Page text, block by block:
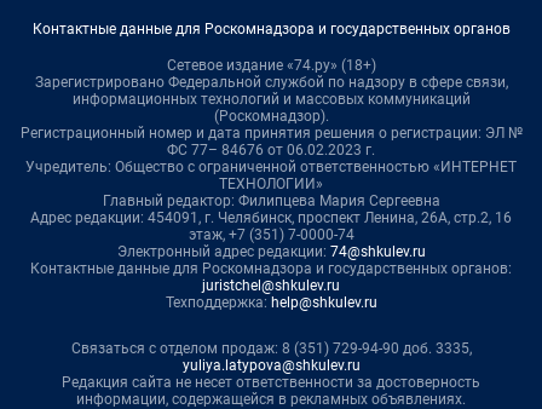
Контактные данные для Роскомнадзора и государственных органов
Сетевое издание «74.ру» (18+)
Зарегистрировано Федеральной службой по надзору в сфере связи,
информационных технологий и массовых коммуникаций
(Роскомнадзор).
Регистрационный номер и дата принятия решения о регистрации: ЭЛ №
ФС 77– 84676 от 06.02.2023 г.
Учредитель: Общество с ограниченной ответственностью «ИНТЕРНЕТ
ТЕХНОЛОГИИ»
Главный редактор: Филипцева Мария Сергеевна
Адрес редакции: 454091, г. Челябинск, проспект Ленина, 26А, стр.2, 16
этаж, +7 (351) 7-0000-74
Электронный адрес редакции: 74@shkulev.ru
Контактные данные для Роскомнадзора и государственных органов:
juristchel@shkulev.ru
Техподдержка: help@shkulev.ru
Связаться с отделом продаж: 8 (351) 729-94-90 доб. 3335,
yuliya.latypova@shkulev.ru
Редакция сайта не несет ответственности за достоверность
информации, содержащейся в рекламных объявлениях.